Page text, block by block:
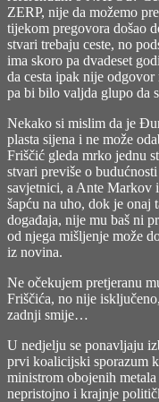
ZERP, nije da možemo
tijekom pregovora došao
stvari trebaju ceste, no
ima skoro pa dvadeset
da cesta ipak nije
pa bi bilo valjda glupo da
Nekako si mislim da je
plasta sijena i ne može
Friščić gleda mrko jednu
stvari previše o
savjetnici, a Ante Markov
šapću na uho, dok je onaj
događaja, nije mu baš ni
od njega mišljenje može
iz novina.
Ne očekujem pretjeranu
Friščića, no nije
zadnji smije…
U nedjelju se ponavljaju
prvi koalicijski sporazum
ministrom obojenih
nepristojno i krajnje